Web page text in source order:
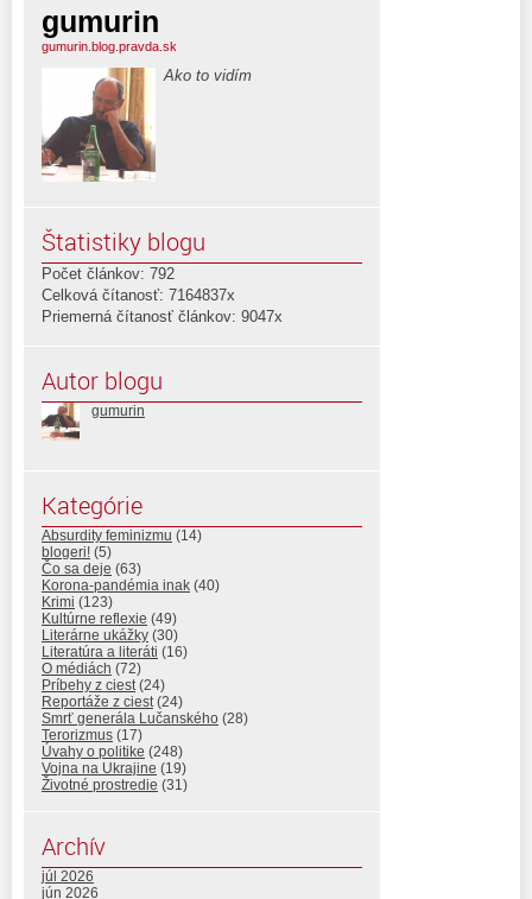
gumurin
gumurin.blog.pravda.sk
Ako to vidím
Štatistiky blogu
Počet článkov: 792
Celková čítanosť: 7164837x
Priemerná čítanosť článkov: 9047x
Autor blogu
gumurin
Kategórie
Absurdity feminizmu (14)
blogeri! (5)
Čo sa deje (63)
Korona-pandémia inak (40)
Krimi (123)
Kultúrne reflexie (49)
Literárne ukážky (30)
Literatúra a literáti (16)
O médiách (72)
Príbehy z ciest (24)
Reportáže z ciest (24)
Smrť generála Lučanského (28)
Terorizmus (17)
Úvahy o politike (248)
Vojna na Ukrajine (19)
Životné prostredie (31)
Archív
júl 2026
jún 2026